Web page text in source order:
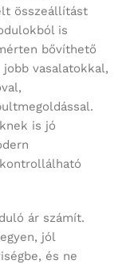
összeállítást
is
bővíthető
vasalatokkal,
is jó
ár számít.
jól
és ne